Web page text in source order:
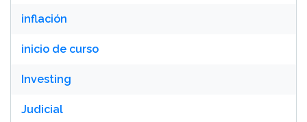
inflación
inicio de curso
Investing
Judicial